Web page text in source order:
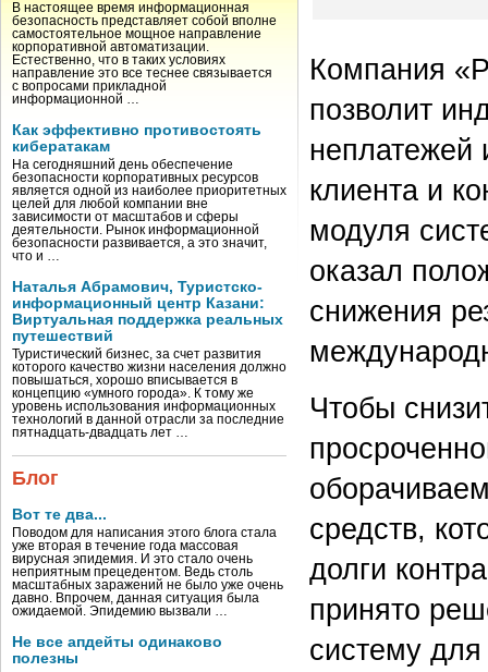
В настоящее время информационная
безопасность представляет собой вполне
самостоятельное мощное направление
корпоративной автоматизации.
Естественно, что в таких условиях
направление это все теснее связывается
с вопросами прикладной
информационной …
Как эффективно противостоять
кибератакам
На сегодняшний день обеспечение
безопасности корпоративных ресурсов
является одной из наиболее приоритетных
целей для любой компании вне
зависимости от масштабов и сферы
деятельности. Рынок информационной
безопасности развивается, а это значит,
что и …
Наталья Абрамович, Туристско-
информационный центр Казани:
Виртуальная поддержка реальных
путешествий
Туристический бизнес, за счет развития
которого качество жизни населения должно
повышаться, хорошо вписывается в
концепцию «умного города». К тому же
уровень использования информационных
технологий в данной отрасли за последние
пятнадцать-двадцать лет …
Блог
Вот те два...
Поводом для написания этого блога стала
уже вторая в течение года массовая
вирусная эпидемия. И это стало очень
неприятным прецедентом. Ведь столь
масштабных заражений не было уже очень
давно. Впрочем, данная ситуация была
ожидаемой. Эпидемию вызвали …
Не все апдейты одинаково
полезны
Компания
позволит
неплатежей
клиента и
модуля
оказал
снижения
Чтобы
средств,
долги
принято
систему для